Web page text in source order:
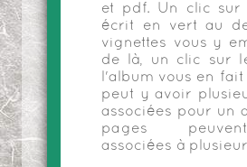
et pdf. Un clic sur
écrit en vert au
vignettes vous y
de là, un clic sur
l'album vous en fait
peut y avoir
associées pour un
pages
associées à